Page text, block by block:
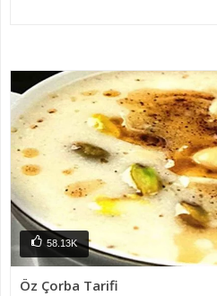
58.13K
Öz Çorba Tarifi